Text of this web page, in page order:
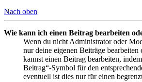
Nach oben
Wie kann ich einen Beitrag bearbeiten
Wenn du nicht Administrator oder
nur deine eigenen Beiträge bearbeiten
kannst einen Beitrag bearbeiten,
Beitrag“-Symbol für den
eventuell ist dies nur für einen